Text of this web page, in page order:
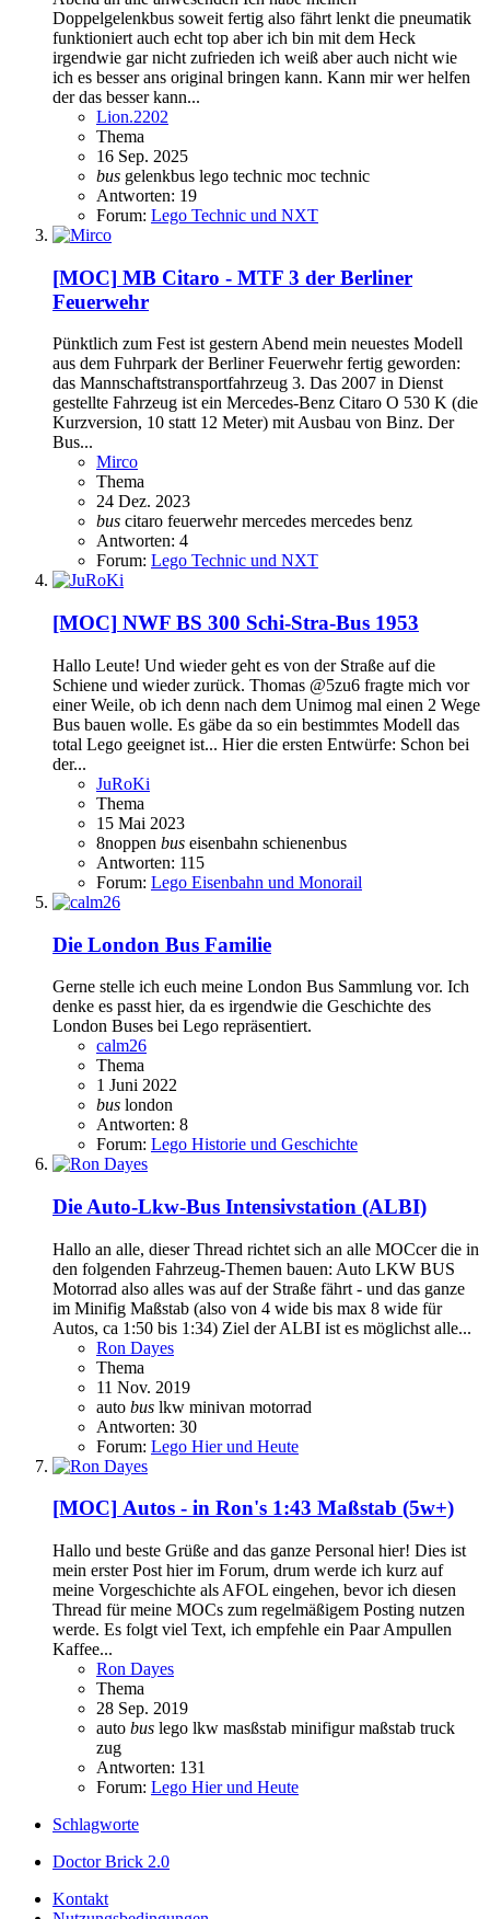
Doppelgelenkbus soweit fertig also fährt lenkt die pneumatik
funktioniert auch echt top aber ich bin mit dem Heck
irgendwie gar nicht zufrieden ich weiß aber auch nicht wie
ich es besser ans original bringen kann. Kann mir wer helfen
der das besser kann...
Lion.2202
Thema
16 Sep. 2025
bus gelenkbus lego technic moc technic
Antworten: 19
Forum: Lego Technic und NXT
[MOC] MB Citaro - MTF 3 der Berliner
Feuerwehr
Pünktlich zum Fest ist gestern Abend mein neuestes Modell
aus dem Fuhrpark der Berliner Feuerwehr fertig geworden:
das Mannschaftstransportfahrzeug 3. Das 2007 in Dienst
gestellte Fahrzeug ist ein Mercedes-Benz Citaro O 530 K (die
Kurzversion, 10 statt 12 Meter) mit Ausbau von Binz. Der
Bus...
Mirco
Thema
24 Dez. 2023
bus citaro feuerwehrmercedes mercedes benz
Antworten: 4
Forum: Lego Technic und NXT
[MOC] NWF BS 300 Schi-Stra-Bus 1953
Hallo Leute! Und wieder geht es von der Straße auf die
Schiene und wieder zurück. Thomas @5zu6 fragte mich vor
einer Weile, ob ich denn nach dem Unimog mal einen 2 Wege
Bus bauen wolle. Es gäbe da so ein bestimmtes Modell das
total Lego geeignet ist... Hier die ersten Entwürfe: Schon bei
der...
JuRoKi
Thema
15 Mai 2023
8noppen bus eisenbahn schienenbus
Antworten: 115
Forum: Lego Eisenbahn und Monorail
Die London Bus Familie
Gerne stelle ich euch meine London Bus Sammlung vor. Ich
denke es passt hier, da es irgendwie die Geschichte des
London Buses bei Lego repräsentiert.
calm26
Thema
1 Juni 2022
bus london
Antworten: 8
Forum: Lego Historie und Geschichte
Die Auto-Lkw-Bus Intensivstation (ALBI)
Hallo an alle, dieser Thread richtet sich an alle MOCcer die in
den folgenden Fahrzeug-Themen bauen: Auto LKW BUS
Motorrad also alles was auf der Straße fährt - und das ganze
im Minifig Maßstab (also von 4 wide bis max 8 wide für
Autos, ca 1:50 bis 1:34) Ziel der ALBI ist es möglichst alle...
Ron Dayes
Thema
11 Nov. 2019
auto bus lkw minivan motorrad
Antworten: 30
Forum: Lego Hier und Heute
[MOC] Autos - in Ron's 1:43 Maßstab (5w+)
Hallo und beste Grüße and das ganze Personal hier! Dies ist
mein erster Post hier im Forum, drum werde ich kurz auf
meine Vorgeschichte als AFOL eingehen, bevor ich diesen
Thread für meine MOCs zum regelmäßigem Posting nutzen
werde. Es folgt viel Text, ich empfehle ein Paar Ampullen
Kaffee...
Ron Dayes
Thema
28 Sep. 2019
auto bus lego lkw masßstab minifigur maßstab truck
zug
Antworten: 131
Forum: Lego Hier und Heute
Schlagworte
Doctor Brick 2.0
Kontakt